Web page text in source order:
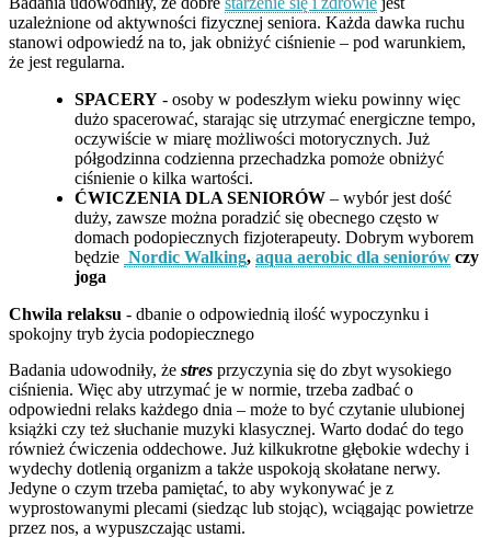
uzależnione od aktywności fizycznej seniora. Każda dawka ruchu
stanowi odpowiedź na to, jak obniżyć ciśnienie – pod warunkiem,
że jest regularna.
SPACERY - osoby w podeszłym wieku powinny więc
dużo spacerować, starając się utrzymać energiczne tempo,
oczywiście w miarę możliwości motorycznych. Już
półgodzinna codzienna przechadzka pomoże obniżyć
ciśnienie o kilka wartości.
ĆWICZENIA DLA SENIORÓW – wybór jest dość
duży, zawsze można poradzić się obecnego często w
domach podopiecznych fizjoterapeuty. Dobrym wyborem
będzie Nordic Walking, aqua aerobic dla seniorów czy
joga
Chwila relaksu - dbanie o odpowiednią ilość wypoczynku i
spokojny tryb życia podopiecznego
Badania udowodniły, że stres przyczynia się do zbyt wysokiego
ciśnienia. Więc aby utrzymać je w normie, trzeba zadbać o
odpowiedni relaks każdego dnia – może to być czytanie ulubionej
książki czy też słuchanie muzyki klasycznej. Warto dodać do tego
również ćwiczenia oddechowe. Już kilkukrotne głębokie wdechy i
wydechy dotlenią organizm a także uspokoją skołatane nerwy.
Jedyne o czym trzeba pamiętać, to aby wykonywać je z
wyprostowanymi plecami (siedząc lub stojąc), wciągając powietrze
przez nos, a wypuszczając ustami.